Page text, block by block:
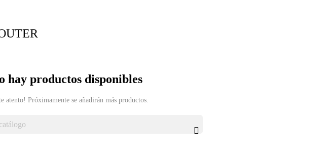
hay productos disponibles
atento! Próximamente se añadirán más productos.
